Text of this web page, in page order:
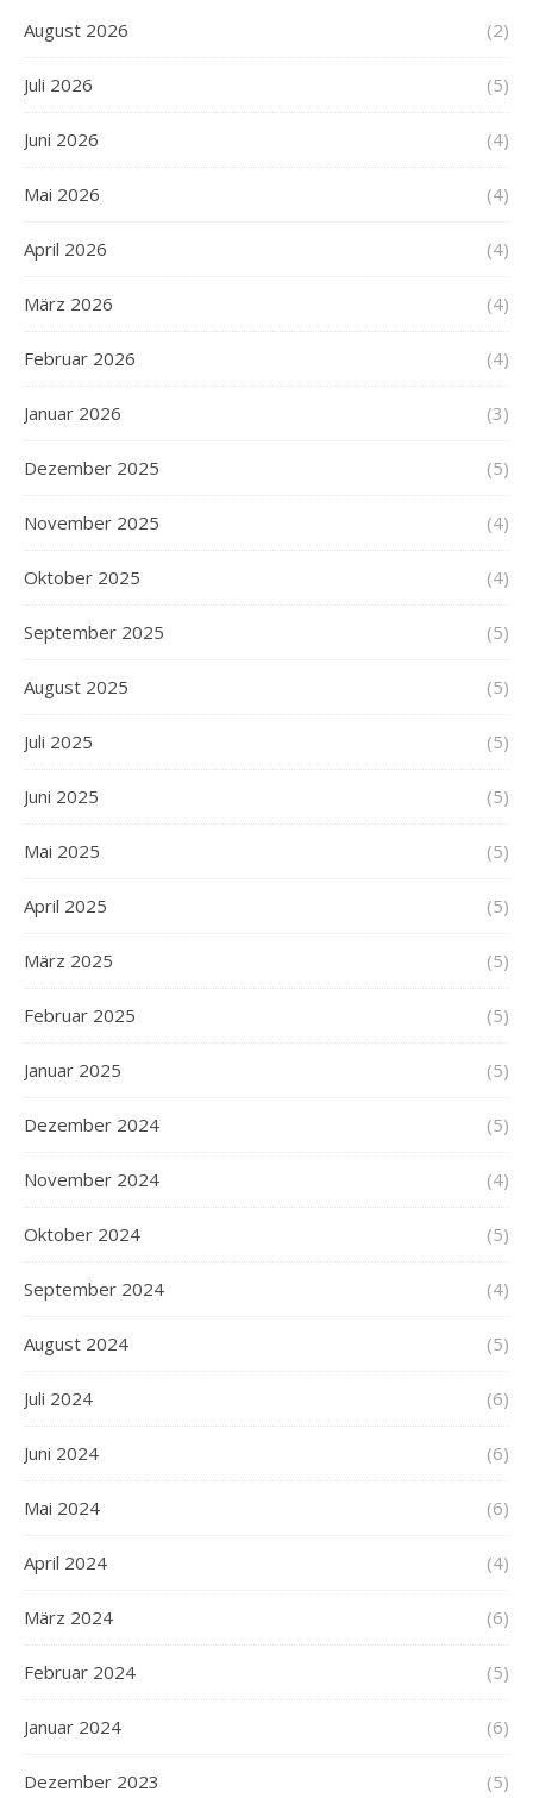
August 2026 (2)
Juli 2026 (5)
Juni 2026 (4)
Mai 2026 (4)
April 2026 (4)
März 2026 (4)
Februar 2026 (4)
Januar 2026 (3)
Dezember 2025 (5)
November 2025 (4)
Oktober 2025 (4)
September 2025 (5)
August 2025 (5)
Juli 2025 (5)
Juni 2025 (5)
Mai 2025 (5)
April 2025 (5)
März 2025 (5)
Februar 2025 (5)
Januar 2025 (5)
Dezember 2024 (5)
November 2024 (4)
Oktober 2024 (5)
September 2024 (4)
August 2024 (5)
Juli 2024 (6)
Juni 2024 (6)
Mai 2024 (6)
April 2024 (4)
März 2024 (6)
Februar 2024 (5)
Januar 2024 (6)
Dezember 2023 (5)